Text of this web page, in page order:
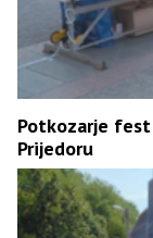
Potkozarje
Prijedoru